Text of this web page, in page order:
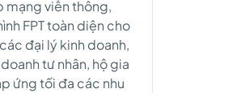
mạng viễn thông,
FPT toàn diện cho
đại lý kinh doanh,
tư nhân, hộ gia
ứng tối đa các nhu